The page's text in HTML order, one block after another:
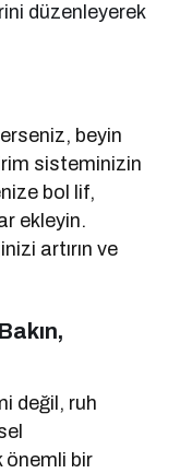
düzenleyerek
beyin
sisteminizin
bol lif,
ekleyin.
artırın ve
değil, ruh
önemli bir